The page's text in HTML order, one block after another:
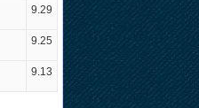
9.29
9.25
9.13